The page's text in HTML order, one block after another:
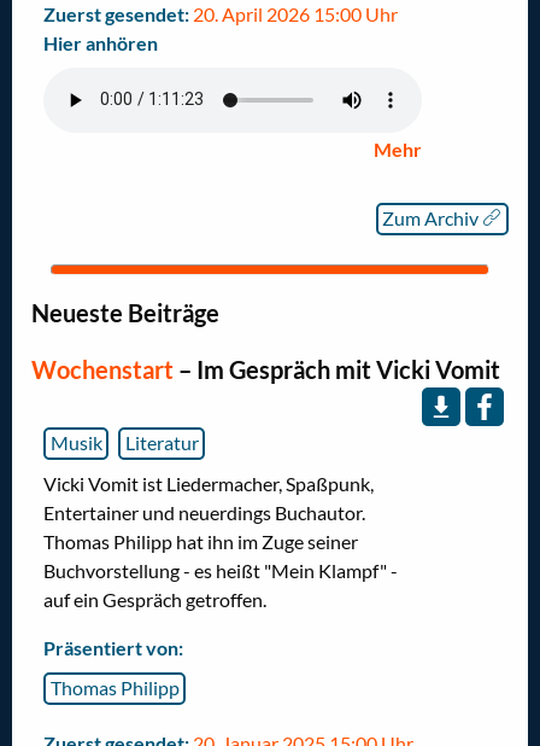
Zuerst gesendet: 20. April 2026 15:00 Uhr
Hier anhören
Mehr
Zum Archiv
Neueste Beiträge
Wochenstart – Im Gespräch mit Vicki Vomit
Musik
Literatur
Vicki Vomit ist Liedermacher, Spaßpunk,
Entertainer und neuerdings Buchautor.
Thomas Philipp hat ihn im Zuge seiner
Buchvorstellung - es heißt "Mein Klampf" -
auf ein Gespräch getroffen.
Präsentiert von:
Thomas Philipp